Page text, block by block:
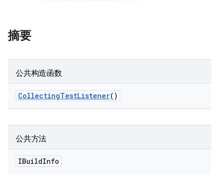
摘要
公共构造函数
CollectingTestListener()
公共方法
IBuildInfo